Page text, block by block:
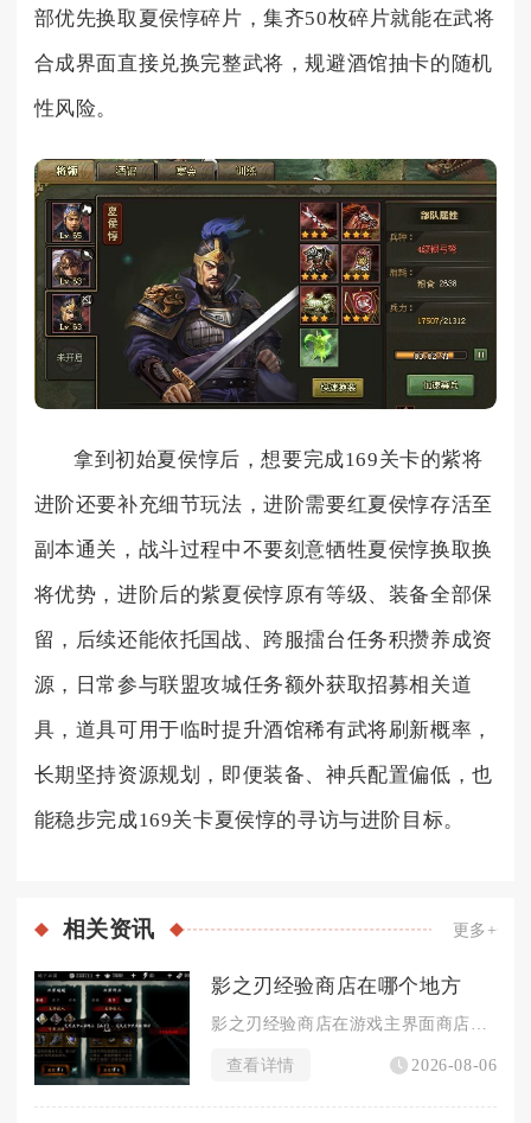
部优先换取夏侯惇碎片，集齐50枚碎片就能在武将
合成界面直接兑换完整武将，规避酒馆抽卡的随机
性风险。
拿到初始夏侯惇后，想要完成169关卡的紫将
进阶还要补充细节玩法，进阶需要红夏侯惇存活至
副本通关，战斗过程中不要刻意牺牲夏侯惇换取换
将优势，进阶后的紫夏侯惇原有等级、装备全部保
留，后续还能依托国战、跨服擂台任务积攒养成资
源，日常参与联盟攻城任务额外获取招募相关道
具，道具可用于临时提升酒馆稀有武将刷新概率，
长期坚持资源规划，即便装备、神兵配置偏低，也
能稳步完成169关卡夏侯惇的寻访与进阶目标。
相关资讯 更多+
影之刃经验商店在哪个地方
查看详情 2026-08-06